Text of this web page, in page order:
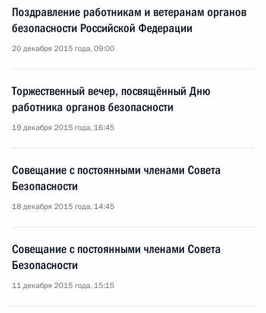
Поздравление работникам и ветеранам органов
безопасности Российской Федерации
20 декабря 2015 года, 09:00
Торжественный вечер, посвящённый Дню
работника органов безопасности
19 декабря 2015 года, 16:45
Совещание с постоянными членами Совета
Безопасности
18 декабря 2015 года, 14:45
Совещание с постоянными членами Совета
Безопасности
11 декабря 2015 года, 15:15